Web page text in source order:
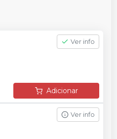
Ver info
Adicionar
Ver info